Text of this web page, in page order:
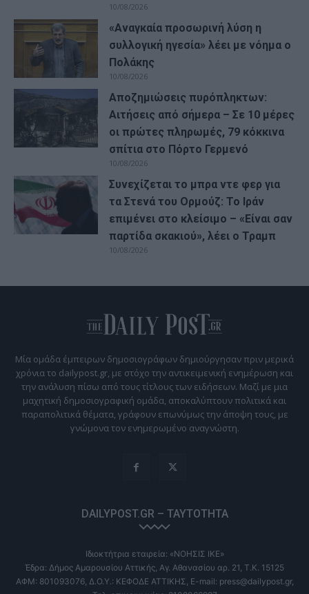
10/08/2026
«Αναγκαία προσωρινή λύση η
συλλογική ηγεσία» λέει με νόημα ο
Πολάκης
10/08/2026
Αποζημιώσεις πυρόπληκτων:
Αιτήσεις από σήμερα – Σε 10 μέρες
οι πρώτες πληρωμές, 79 κόκκινα
σπίτια στο Πόρτο Γερμενό
10/08/2026
Συνεχίζεται το μπρα ντε φερ για
τα Στενά του Ορμούζ: Το Ιράν
επιμένει στο κλείσιμο – «Είναι σαν
παρτίδα σκακιού», λέει ο Τραμπ
10/08/2026
Μία ομάδα έμπειρων δημοσιογράφων δημιούργησαν πριν μερικά
χρόνια το dailypost.gr, με στόχο την αντικειμενική ενημέρωση και
την ανάλυση πίσω από τους τίτλους των ειδήσεων. Μαζί με μια
μαχητική δημοσιογραφική ομάδα, αποκαλύπτουν πολιτικά και
παραπολιτικά θέματα, γράφουν επωνύμως την άποψη τους, με
γνώμονα τον ενημερωμένο αναγνώστη.
DAILYPOST.GR – ΤΑΥΤΌΤΗΤΑ
Ιδιοκτήτρια εταιρεία: «ΝΟΗΣΙΣ ΙΚΕ»
Έδρα: Δήμος Αμαρουσίου Αττικής, Αγ. Αθανασίου αρ. 21, Τ.Κ. 15125
ΑΦΜ: 801093076, Δ.Ο.Υ.: ΚΕΦΟΔΕ ΑΤΤΙΚΗΣ, E-mail: press@dailypost.gr,